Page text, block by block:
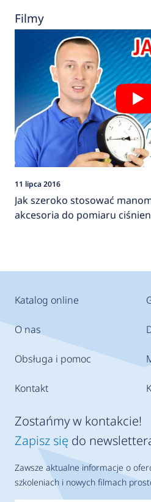
Filmy
11 lipca 2016
Jak szeroko stosować
akcesoria do pomiaru
Katalog online
O nas
Obsługa i pomoc
Kontakt
Zostańmy w kontakcie!
Zapisz się do
Zawsze aktualne informacje o
szkoleniach i nowych filmach